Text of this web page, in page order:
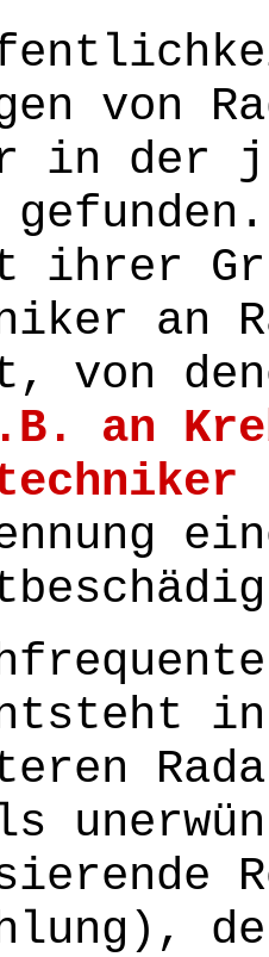
von
in
ihrer
an
von
an
in